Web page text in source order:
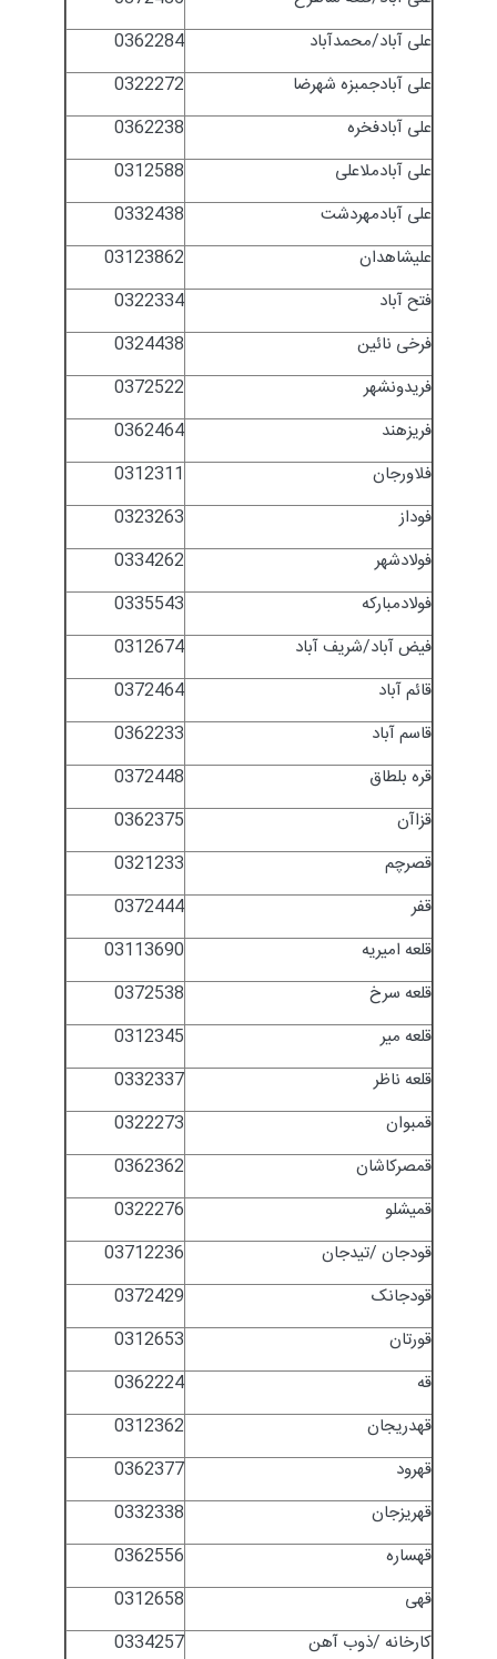
0362284
علی آباد/محمدآباد
0322272
علی آبادجمبزه شهرضا
0362238
علی آبادفخره
0312588
علی آبادملاعلی
0332438
علی آبادمهردشت
03123862
علیشاهدان
0322334
فتح آباد
0324438
فرخی نائین
0372522
فریدونشهر
0362464
فریزهند
0312311
فلاورجان
0323263
فوداز
0334262
فولادشهر
0335543
فولادمبارکه
0312674
فیض آباد/شریف آباد
0372464
قائم آباد
0362233
قاسم آباد
0372448
قره بلطاق
0362375
قزاآن
0321233
قصرچم
0372444
قفر
03113690
قلعه امیریه
0372538
قلعه سرخ
0312345
قلعه میر
0332337
قلعه ناظر
0322273
قمبوان
0362362
قمصرکاشان
0322276
قمیشلو
03712236
قودجان /تیدجان
0372429
قودجانک
0312653
قورتان
0362224
قه
0312362
قهدریجان
0362377
قهرود
0332338
قهریزجان
0362556
قهساره
0312658
قهی
0334257
کارخانه /ذوب آهن